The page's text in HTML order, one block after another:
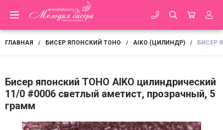
ГЛАВНАЯ / БИСЕР ЯПОНСКИЙ TOHO / AIKO (ЦИЛИНДР) / БИСЕР
Бисер японский TOHO AIKO цилиндрический
11/0 #0006 светлый аметист, прозрачный, 5
грамм